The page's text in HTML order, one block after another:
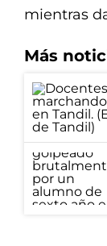
mientras
Más